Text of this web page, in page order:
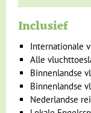
De volgende
maken en de
verre, waterrijke
fruit en andere
schouwspel. De
Inclusief
Internationale
Alle
Binnenlandse
Binnenlandse
Nederlandse